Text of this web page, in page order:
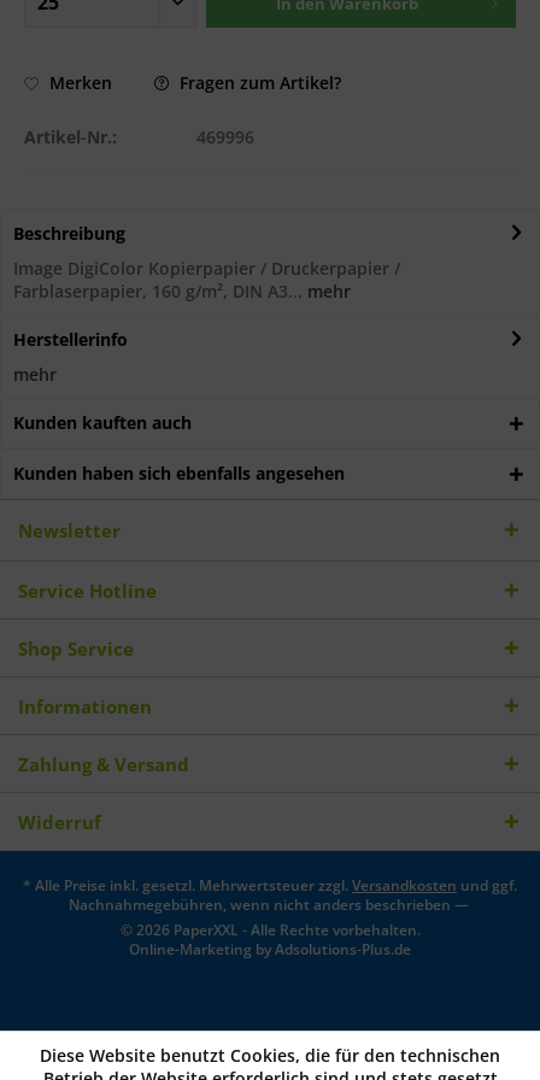
Merken Fragen zum Artikel?
Artikel-Nr.: 469996
Beschreibung
Image DigiColor Kopierpapier / Druckerpapier /
Farblaserpapier, 160 g/m², DIN A3... mehr
Herstellerinfo
mehr
Kunden kauften auch
Kunden haben sich ebenfalls angesehen
Newsletter
Service Hotline
Shop Service
Informationen
Zahlung & Versand
Widerruf
* Alle Preise inkl. gesetzl. Mehrwertsteuer zzgl.Versandkosten und ggf.
Nachnahmegebühren, wenn nicht anders beschrieben —
© 2026 PaperXXL - Alle Rechte vorbehalten.
Online-Marketing byAdsolutions-Plus.de
Diese Website benutzt Cookies, die für den technischen